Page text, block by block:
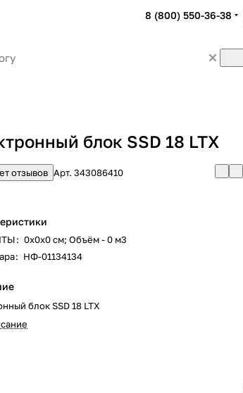
8 (800) 550-36-38
блок SSD 18 LTX
отзывов Арт.343086410
: 0х0х0 см; Объём - 0 м3
: НФ-01134134
блок SSD 18 LTX